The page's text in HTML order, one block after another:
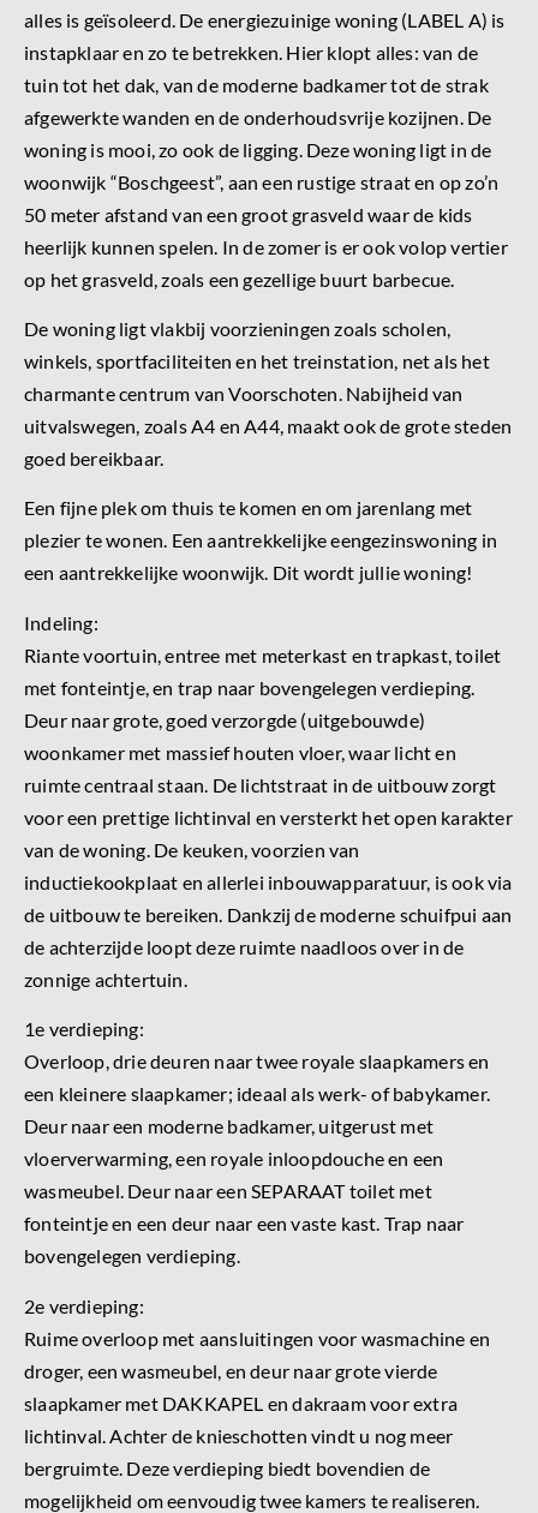
alles is geïsoleerd. De energiezuinige woning (LABEL A) is
instapklaar en zo te betrekken. Hier klopt alles: van de
tuin tot het dak, van de moderne badkamer tot de strak
afgewerkte wanden en de onderhoudsvrije kozijnen. De
woning is mooi, zo ook de ligging. Deze woning ligt in de
woonwijk “Boschgeest”, aan een rustige straat en op zo’n
50 meter afstand van een groot grasveld waar de kids
heerlijk kunnen spelen. In de zomer is er ook volop vertier
op het grasveld, zoals een gezellige buurt barbecue.
De woning ligt vlakbij voorzieningen zoals scholen,
winkels, sportfaciliteiten en het treinstation, net als het
charmante centrum van Voorschoten. Nabijheid van
uitvalswegen, zoals A4 en A44, maakt ook de grote steden
goed bereikbaar.
Een fijne plek om thuis te komen en om jarenlang met
plezier te wonen. Een aantrekkelijke eengezinswoning in
een aantrekkelijke woonwijk. Dit wordt jullie woning!
Indeling:
Riante voortuin, entree met meterkast en trapkast, toilet
met fonteintje, en trap naar bovengelegen verdieping.
Deur naar grote, goed verzorgde (uitgebouwde)
woonkamer met massief houten vloer, waar licht en
ruimte centraal staan. De lichtstraat in de uitbouw zorgt
voor een prettige lichtinval en versterkt het open karakter
van de woning. De keuken, voorzien van
inductiekookplaat en allerlei inbouwapparatuur, is ook via
de uitbouw te bereiken. Dankzij de moderne schuifpui aan
de achterzijde loopt deze ruimte naadloos over in de
zonnige achtertuin.
1e verdieping:
Overloop, drie deuren naar twee royale slaapkamers en
een kleinere slaapkamer; ideaal als werk- of babykamer.
Deur naar een moderne badkamer, uitgerust met
vloerverwarming, een royale inloopdouche en een
wasmeubel. Deur naar een SEPARAAT toilet met
fonteintje en een deur naar een vaste kast. Trap naar
bovengelegen verdieping.
2e verdieping:
Ruime overloop met aansluitingen voor wasmachine en
droger, een wasmeubel, en deur naar grote vierde
slaapkamer met DAKKAPEL en dakraam voor extra
lichtinval. Achter de knieschotten vindt u nog meer
bergruimte. Deze verdieping biedt bovendien de
mogelijkheid om eenvoudig twee kamers te realiseren.